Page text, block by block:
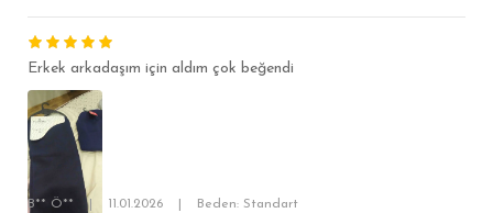
KLASİK FİT
Erkek arkadaşım için aldım çok beğendi
B** Ö** 11.01.2026 Beden: Standart